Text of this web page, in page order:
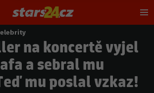
na koncertě vyjel
a sebral mu
mu poslal vzkaz!